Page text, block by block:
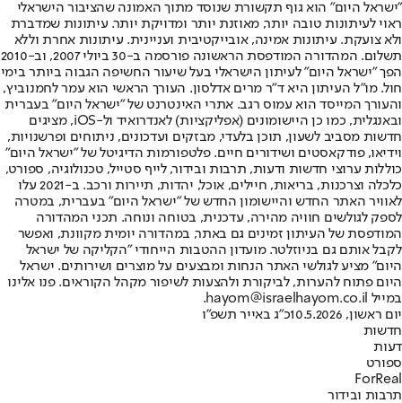
"ישראל היום" הוא גוף תקשורת שנוסד מתוך האמונה שהציבור הישראלי
ראוי לעיתונות טובה יותר, מאוזנת יותר ומדויקת יותר. עיתונות שמדברת
ולא צועקת. עיתונות אמינה, אובייקטיבית ועניינית. עיתונות אחרת וללא
תשלום. המהדורה המודפסת הראשונה פורסמה ב-30 ביולי 2007, וב-2010
הפך "ישראל היום" לעיתון הישראלי בעל שיעור החשיפה הגבוה ביותר בימי
חול. מו"ל העיתון היא ד"ר מרים אדלסון. העורך הראשי הוא עמר לחמנוביץ,
והעורך המייסד הוא עמוס רגב. אתרי האינטרנט של "ישראל היום" בעברית
ובאנגלית, כמו כן היישומונים (אפליקציות) לאנדרואיד ול-iOS, מציגים
חדשות מסביב לשעון, תוכן בלעדי, מבזקים ועדכונים, ניתוחים ופרשנויות,
וידיאו, פודקאסטים ושידורים חיים. פלטפורמות הדיגיטל של "ישראל היום"
כוללות ערוצי חדשות ודעות, תרבות ובידור, לייף סטייל, טכנולוגיה, ספורט,
כלכלה וצרכנות, בריאות, חיילים, אוכל, יהדות, תיירות ורכב. ב-2021 עלו
לאוויר האתר החדש והיישומון החדש של "ישראל היום" בעברית, במטרה
לספק לגולשים חוויה מהירה, עדכנית, בטוחה ונוחה. תכני המהדורה
המודפסת של העיתון זמינים גם באתר, במהדורה יומית מקוונת, ואפשר
לקבל אותם גם בניוזלטר. מועדון ההטבות הייחודי "הקליקה של ישראל
היום" מציע לגולשי האתר הנחות ומבצעים על מוצרים ושירותים. ישראל
היום פתוח להערות, לביקורת ולהצעות לשיפור מקהל הקוראים. פנו אלינו
במייל hayom@israelhayom.co.il.
יום ראשון, 10.5.2026
כ"ג באייר תשפ"ו
חדשות
דעות
ספורט
ForReal
תרבות ובידור